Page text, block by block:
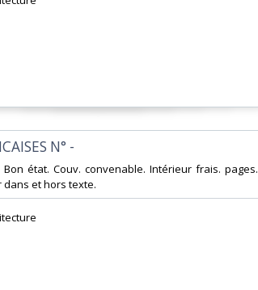
N° -‎
Bon état. Couv. convenable. Intérieur frais. pages.
et hors texte.‎